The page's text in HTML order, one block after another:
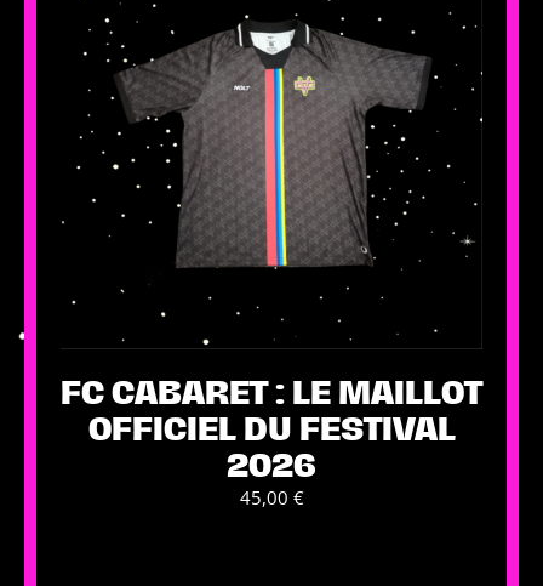
FC CABARET : LE MAILLOT
OFFICIEL DU FESTIVAL
2026
45,00 €